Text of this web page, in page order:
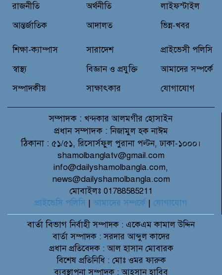
রাজনীতি
আন্তর্জাতিক
অর্থনীতি
আদালত
লাইফস্টাইল
ভিন্ন-খবর
শিক্ষা-ক্যাম্পাস
স্বাস্থ্য
সম্পাদকীয়
সারাদেশ
বিজ্ঞান ও প্রযুক্তি
সাক্ষাৎকার
প্রাইভেসী পলিসি
আমাদের সম্পর্কে
যোগাযোগ
সম্পাদক : খন্দকার আলমগীর হোসাইন
প্রধান সম্পাদক : নিজামুল হক নাঈম
ঠিকানা : ৫১/৫১, রিসোর্সফুল পুরানা পল্টন, ঢাকা-১০০০।
shamolbanglatv@gmail.com
info@dailyshamolbangla.com,
news@dailyshamolbangla.com
মোবাইলঃ 01788585211
প্রাইভেসি পলিসি | আমাদের সম্পর্কে | যোগাযোগ
বার্তা বিভাগনির্বাহী সম্পাদক : একেএম কামাল উদ্দিন
বার্তা সম্পাদক : সরদার আব্দুল কাদের
প্রধান প্রতিবেদক : আল হাসান মোবারক
বিশেষ প্রতিনিধি : মোঃ ওমর ফারুক
ব্যবস্থাপনা সম্পাদক : আহসান হাবিব